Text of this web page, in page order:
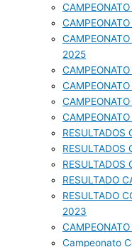
2025
RESULTADOS
RESULTADOS
RESULTADOS
RESULTADO
RESULTADO
2023
Campeonato